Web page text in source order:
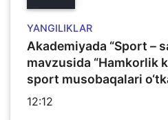
YANGILIKLAR
Akademiyada “Sport –
mavzusida “Hamkorlik
sport musobaqalari
12:12